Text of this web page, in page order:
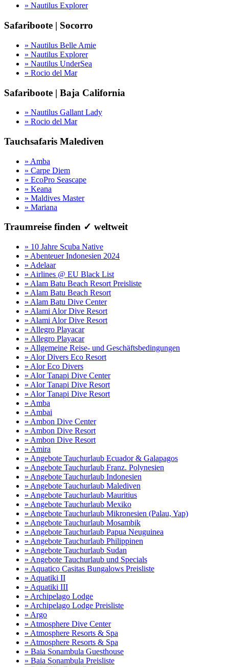
» Nautilus Explorer
Safariboote | Socorro
» Nautilus Belle Amie
» Nautilus Explorer
» Nautilus UnderSea
» Rocio del Mar
Safariboote | Baja California
» Nautilus Gallant Lady
» Rocio del Mar
Tauchsafaris Malediven
» Amba
» Carpe Diem
» EcoPro Seascape
» Keana
» Maldives Master
» Mariana
Traumreise finden ✓ weltweit
» 10 Jahre Scuba Native
» Abenteuer Indonesien 2024
» Adelaar
» Airlines @ EU Black List
» Alam Batu Beach Resort Preisliste
» Alam Batu Beach Resort
» Alam Batu Dive Center
» Alami Alor Dive Resort
» Alami Alor Dive Resort
» Allegro Playacar
» Allegro Playacar
» Allgemeine Reise- und Geschäftsbedingungen
» Alor Divers Eco Resort
» Alor Eco Divers
» Alor Tanapi Dive Center
» Alor Tanapi Dive Resort
» Alor Tanapi Dive Resort
» Amba
» Ambai
» Ambon Dive Center
» Ambon Dive Resort
» Ambon Dive Resort
» Amira
» Angebote Tauchurlaub Ecuador & Galapagos
» Angebote Tauchurlaub Franz. Polynesien
» Angebote Tauchurlaub Indonesien
» Angebote Tauchurlaub Malediven
» Angebote Tauchurlaub Mauritius
» Angebote Tauchurlaub Mexiko
» Angebote Tauchurlaub Mikronesien (Palau, Yap)
» Angebote Tauchurlaub Mosambik
» Angebote Tauchurlaub Papua Neuguinea
» Angebote Tauchurlaub Philippinen
» Angebote Tauchurlaub Sudan
» Angebote Tauchurlaub und Specials
» Aquatico Casitas Bungalows Preisliste
» Aquatiki II
» Aquatiki III
» Archipelago Lodge
» Archipelago Lodge Preisliste
» Argo
» Atmosphere Dive Center
» Atmosphere Resorts & Spa
» Atmosphere Resorts & Spa
» Baia Sonambula Guesthouse
» Baia Sonambula Preisliste